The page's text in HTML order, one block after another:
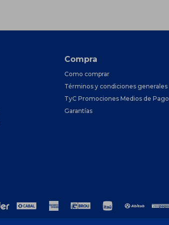
Compra
Como comprar
Términos y condiciones generales
TyC Promociones Medios de Pago
Garantías